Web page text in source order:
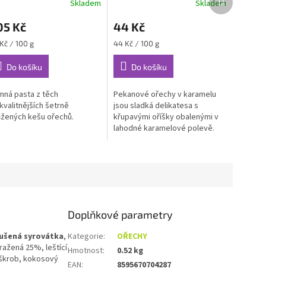
Skladem
Kč
/ 100 g
Do košíku
pasta z těch
šetrně
kešu ořechů.
Skladem
44 Kč
Měrná
cena:
44 Kč / 100 g
Do košíku
Pekanové ořechy v karamelu
jsou sladká delikatesa s
křupavými oříšky obalenými v
lahodné karamelové polevě.
produkt
syrovátka,
25%, leštící
kokosový
Doplňkové parametry
Kategorie:
OŘECHY
Hmotnost:
0.52 kg
EAN: 8595670704287